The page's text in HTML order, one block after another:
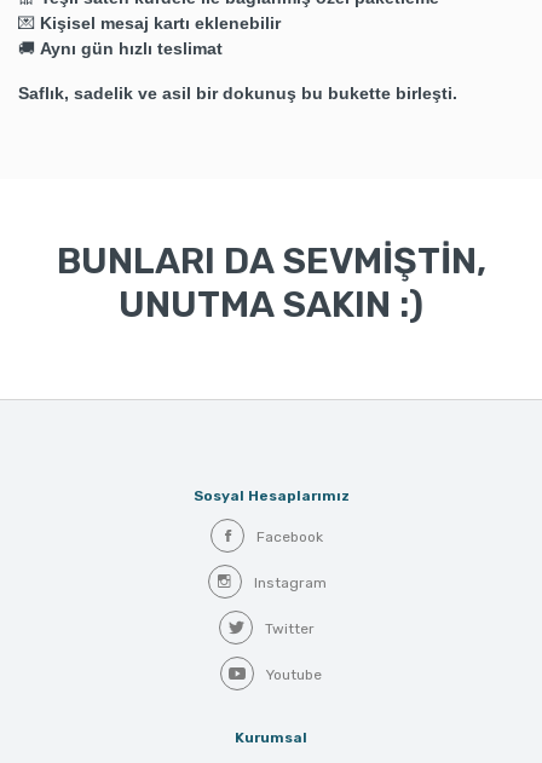
💌 Kişisel mesaj kartı eklenebilir
🚚 Aynı gün hızlı teslimat
Saflık, sadelik ve asil bir dokunuş bu bukette birleşti.
BUNLARI DA SEVMİŞTİN,
UNUTMA SAKIN :)
Sosyal Hesaplarımız
Facebook
Instagram
Twitter
Youtube
Kurumsal